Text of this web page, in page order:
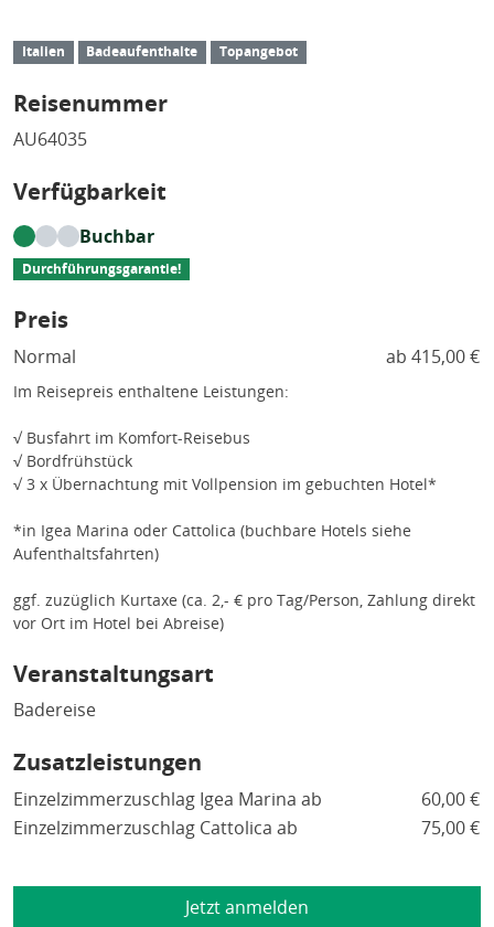
Italien Badeaufenthalte Topangebot
Reisenummer
AU64035
Verfügbarkeit
Buchbar
Durchführungsgarantie!
Preis
Normal ab 415,00 €
Im Reisepreis enthaltene Leistungen:
√ Busfahrt im Komfort-Reisebus
√ Bordfrühstück
√ 3 x Übernachtung mit Vollpension im gebuchten Hotel*
*in Igea Marina oder Cattolica (buchbare Hotels siehe
Aufenthaltsfahrten)
ggf. zuzüglich Kurtaxe (ca. 2,- € pro Tag/Person, Zahlung direkt
vor Ort im Hotel bei Abreise)
Veranstaltungsart
Badereise
Zusatzleistungen
Einzelzimmerzuschlag Igea Marina ab
60,00 €
Einzelzimmerzuschlag Cattolica ab
75,00 €
Jetzt anmelden